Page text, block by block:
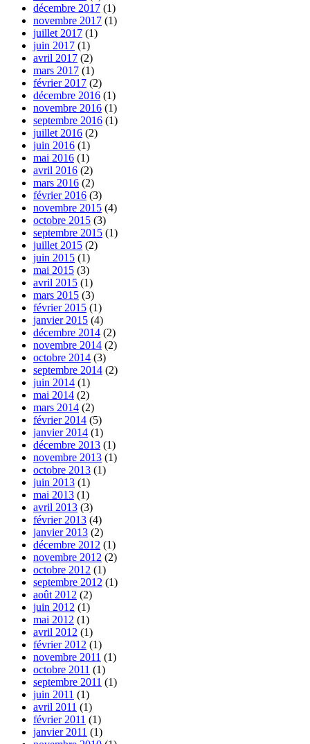
décembre 2017 (1)
novembre 2017 (1)
juillet 2017 (1)
juin 2017 (1)
avril 2017 (2)
mars 2017 (1)
février 2017 (2)
décembre 2016 (1)
novembre 2016 (1)
septembre 2016 (1)
juillet 2016 (2)
juin 2016 (1)
mai 2016 (1)
avril 2016 (2)
mars 2016 (2)
février 2016 (3)
novembre 2015 (4)
octobre 2015 (3)
septembre 2015 (1)
juillet 2015 (2)
juin 2015 (1)
mai 2015 (3)
avril 2015 (1)
mars 2015 (3)
février 2015 (1)
janvier 2015 (4)
décembre 2014 (2)
novembre 2014 (2)
octobre 2014 (3)
septembre 2014 (2)
juin 2014 (1)
mai 2014 (2)
mars 2014 (2)
février 2014 (5)
janvier 2014 (1)
décembre 2013 (1)
novembre 2013 (1)
octobre 2013 (1)
juin 2013 (1)
mai 2013 (1)
avril 2013 (3)
février 2013 (4)
janvier 2013 (2)
décembre 2012 (1)
novembre 2012 (2)
octobre 2012 (1)
septembre 2012 (1)
août 2012 (2)
juin 2012 (1)
mai 2012 (1)
avril 2012 (1)
février 2012 (1)
novembre 2011 (1)
octobre 2011 (1)
septembre 2011 (1)
juin 2011 (1)
avril 2011 (1)
février 2011 (1)
janvier 2011 (1)